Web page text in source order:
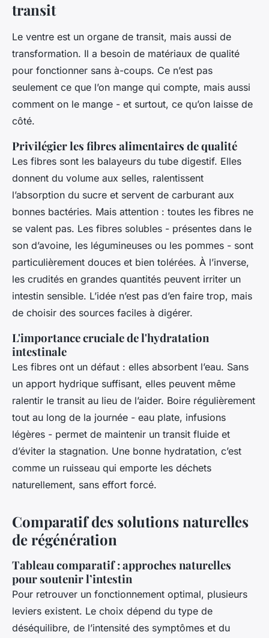
transit
Le ventre est un organe de transit, mais aussi de
transformation. Il a besoin de matériaux de qualité
pour fonctionner sans à-coups. Ce n’est pas
seulement ce que l’on mange qui compte, mais aussi
comment on le mange - et surtout, ce qu’on laisse de
côté.
Privilégier les fibres alimentaires de qualité
Les fibres sont les balayeurs du tube digestif. Elles
donnent du volume aux selles, ralentissent
l’absorption du sucre et servent de carburant aux
bonnes bactéries. Mais attention : toutes les fibres ne
se valent pas. Les fibres solubles - présentes dans le
son d’avoine, les légumineuses ou les pommes - sont
particulièrement douces et bien tolérées. À l’inverse,
les crudités en grandes quantités peuvent irriter un
intestin sensible. L’idée n’est pas d’en faire trop, mais
de choisir des sources faciles à digérer.
L'importance cruciale de l'hydratation
intestinale
Les fibres ont un défaut : elles absorbent l’eau. Sans
un apport hydrique suffisant, elles peuvent même
ralentir le transit au lieu de l’aider. Boire régulièrement
tout au long de la journée - eau plate, infusions
légères - permet de maintenir un transit fluide et
d’éviter la stagnation. Une bonne hydratation, c’est
comme un ruisseau qui emporte les déchets
naturellement, sans effort forcé.
Comparatif des solutions naturelles
de régénération
Tableau comparatif : approches naturelles
pour soutenir l’intestin
Pour retrouver un fonctionnement optimal, plusieurs
leviers existent. Le choix dépend du type de
déséquilibre, de l’intensité des symptômes et du